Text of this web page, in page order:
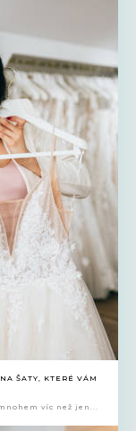
ŠATY, KTERÉ VÁM
víc než jen...